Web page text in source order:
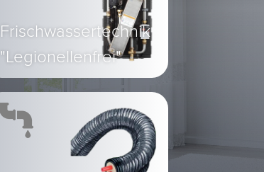
Frischwassertechnik
"Legionellenfrei"